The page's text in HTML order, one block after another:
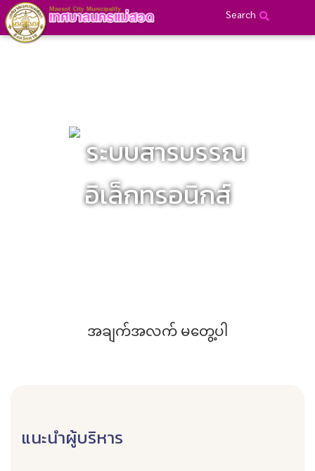
Search
ระบบสารบรรณ
อิเล็กทรอนิกส์
အချက်အလက် မတွေ့ပါ
แนะนำผู้บริหาร